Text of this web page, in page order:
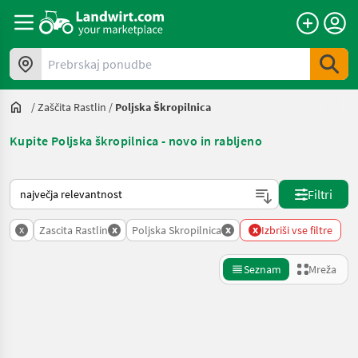
Prebrskaj ponudbe
/Zaščita Rastlin / Poljska Škropilnica
Kupite Poljska škropilnica - novo in rabljeno
Tako je razvrščeno na Landwirt.com
Filtri
x Zascita Rastlin x Poljska Skropilnica x x Izbriši vse filtre
Seznam Mreža